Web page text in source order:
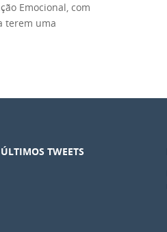
Emocional, com
terem uma
ÚLTIMOS TWEETS